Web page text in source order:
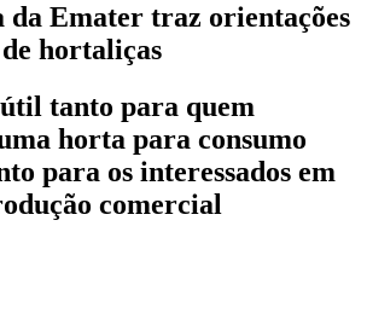
Emater traz orientações
hortaliças
tanto para quem
horta para consumo
para os interessados em
comercial